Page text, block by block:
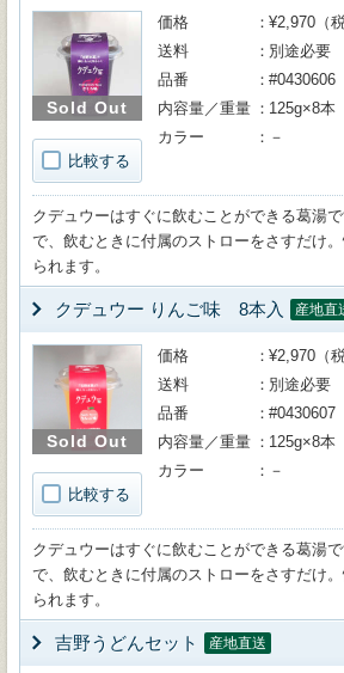
Sold Out
比較する
価格
¥2,970（税
送料
別途必要
品番
#0430606
内容量／重量
125g×8本
カラー
－
クデュウーはすぐに飲むことができる葛湯
で、飲むときに付属のストローをさすだけ
られます。
クデュウー りんご味 8本入 産地直
Sold Out
比較する
価格
¥2,970（税
送料
別途必要
品番
#0430607
内容量／重量
125g×8本
カラー
－
クデュウーはすぐに飲むことができる葛湯
で、飲むときに付属のストローをさすだけ
られます。
吉野うどんセット 産地直送